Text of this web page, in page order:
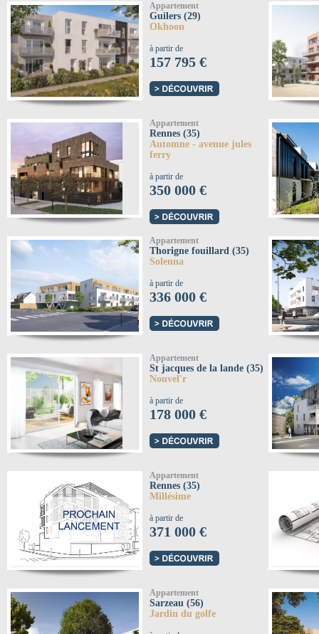
Appartement
Guilers (29)
Okhoon
à partir de
157 795 €
Appartement
Rennes (35)
Automne - avenue jules
ferry
à partir de
350 000 €
Appartement
Thorigne fouillard (35)
Solenna
à partir de
336 000 €
Appartement
St jacques de la lande (35)
Nouvel'r
à partir de
178 000 €
Appartement
Rennes (35)
Millésime
à partir de
371 000 €
Appartement
Sarzeau (56)
Jardin du golfe